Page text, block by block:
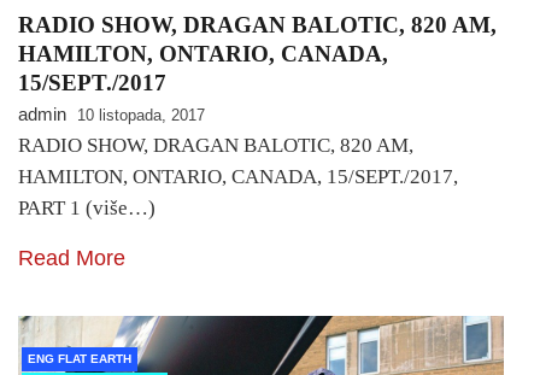
RADIO SHOW, DRAGAN BALOTIC, 820 AM,
HAMILTON, ONTARIO, CANADA,
15/SEPT./2017
admin 10 listopada, 2017
RADIO SHOW, DRAGAN BALOTIC, 820 AM,
HAMILTON, ONTARIO, CANADA, 15/SEPT./2017,
PART 1 (više…)
Read More
ENG FLAT EARTH